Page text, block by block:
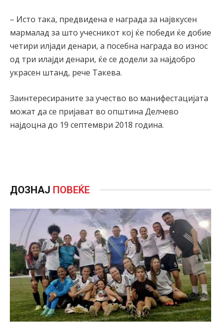
– Исто така, предвидена е награда за највкусен
мармалад за што учесникот кој ќе победи ќе добие
четири илјади денари, а посебна награда во износ
од три илајди денари, ќе се додели за најдобро
украсен штанд, рече Такева.
Заинтересираните за учество во манифестацијата
можат да се пријават во општина Делчево
најдоцна до 19 септември 2018 година.
ДОЗНАЈ ПОВЕЌЕ